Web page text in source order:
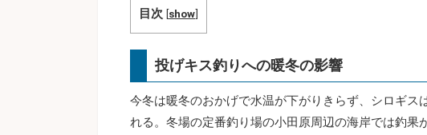
目次 [show]
投げキス釣りへの暖冬の影響
今冬は暖冬のおかげで水温が下がりきらず、シロギス
れる。冬場の定番釣り場の小田原周辺の海岸では釣果